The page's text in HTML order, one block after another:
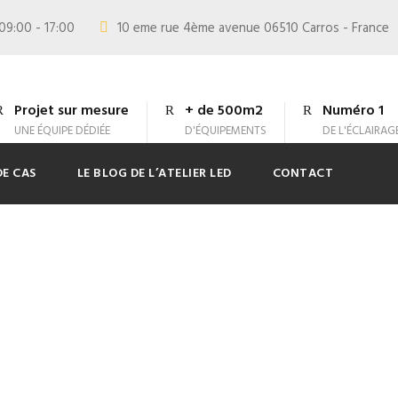
- 17:00 10 eme rue 4ème avenue 06510 Carros - France
Projet sur mesure
UNE ÉQUIPE DÉDIÉE
+ de 500m2
D'ÉQUIPEMENTS
Numéro 1
DE
CAS LE BLOG DE L’ATELIER LED CONTACT